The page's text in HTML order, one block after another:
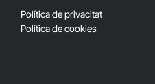
Política de privacitat
Política de cookies